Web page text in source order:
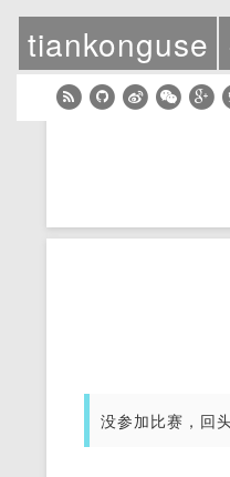
没参加比赛，回
tiankonguse